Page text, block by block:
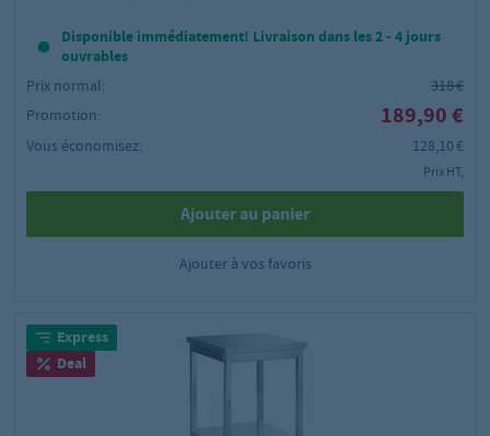
Disponible immédiatement! Livraison dans les 2 - 4 jours
ouvrables
Prix normal:
318 €
Promotion:
189,90 €
Vous économisez: 128,10 €
Prix HT,
Ajouter au panier
Ajouter à vos favoris
Express
Deal